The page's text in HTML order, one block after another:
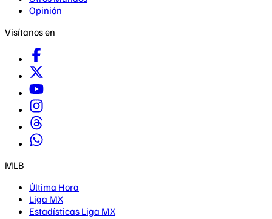
Opinión
Visítanos en
MLB
Última Hora
Liga MX
Estadísticas Liga MX